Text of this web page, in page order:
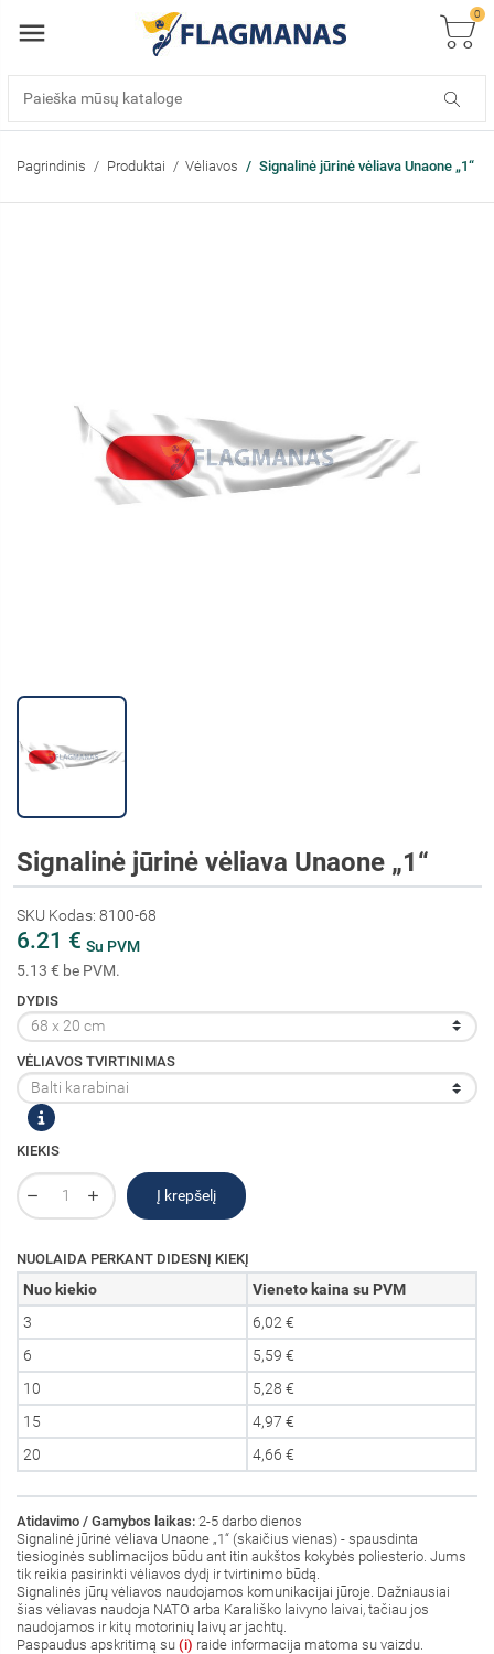
0
Pagrindinis Produktai Vėliavos Signalinė jūrinė vėliava Unaone „1“
Signalinė jūrinė vėliava Unaone „1“
SKU Kodas: 8100-68
6.21 € Su PVM
5.13 € be PVM.
DYDIS
VĖLIAVOS TVIRTINIMAS
KIEKIS
Į krepšelį
NUOLAIDA PERKANT DIDESNĮ KIEKĮ
Nuo kiekio
Vieneto kaina su PVM
3
6,02 €
6
5,59 €
10
5,28 €
15
4,97 €
20
4,66 €
Atidavimo / Gamybos laikas: 2-5 darbo dienos
Signalinė jūrinė vėliava Unaone „1“ (skaičius vienas) - spausdinta
tiesioginės sublimacijos būdu ant itin aukštos kokybės poliesterio. Jums
tik reikia pasirinkti vėliavos dydį ir tvirtinimo būdą.
Signalinės jūrų vėliavos naudojamos komunikacijai jūroje. Dažniausiai
šias vėliavas naudoja NATO arba Karališko laivyno laivai, tačiau jos
naudojamos ir kitų motorinių laivų ar jachtų.
Paspaudus apskritimą su (i) raide informacija matoma su vaizdu.